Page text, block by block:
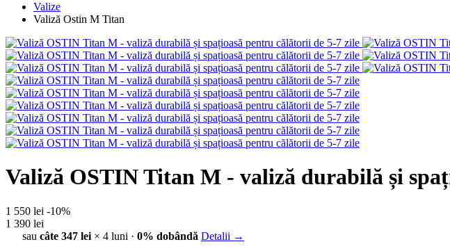
Valize
Valiză Ostin M Titan
Valiză OSTIN Titan M - valiză durabilă și
1 550 lei -10%
1 390 lei
sau câte 347 lei × 4 luni · 0% dobândă Detalii →